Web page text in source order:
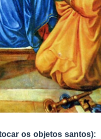
os objetos santos):